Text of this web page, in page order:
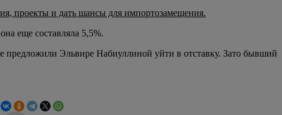
проекты и дать шансы для импортозамещения.
еще составляла 5,5%.
Эльвире Набиуллиной уйти в отставку. Зато бывший